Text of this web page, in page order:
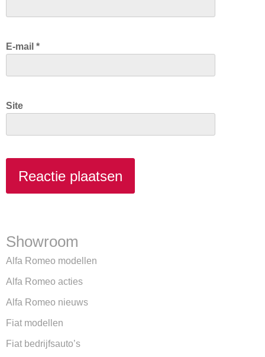
E-mail *
Site
Showroom
Alfa Romeo modellen
Alfa Romeo acties
Alfa Romeo nieuws
Fiat modellen
Fiat bedrijfsauto’s